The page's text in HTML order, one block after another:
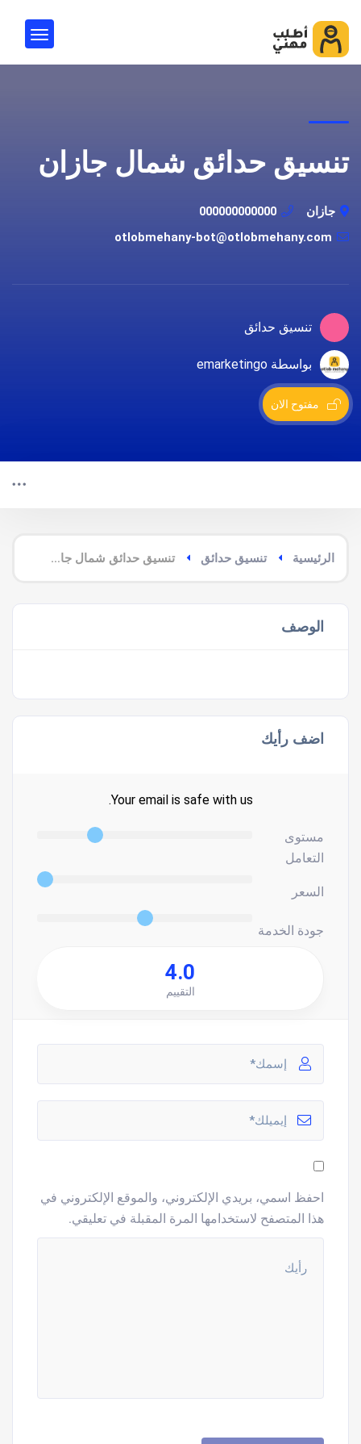
تنسيق حدائق شمال جازان
جازان
000000000000
otlobmehany-bot@otlobmehany.com
تنسيق حدائق
بواسطة emarketingo
مفتوح الان
الرئيسية تنسيق حدائق تنسيق حدائق شمال جازان
الوصف
اضف رأيك
Your email is safe with us.
مستوى
التعامل
السعر
جودة الخدمة
4.0
التقييم
احفظ اسمي، بريدي الإلكتروني، والموقع الإلكتروني في
هذا المتصفح لاستخدامها المرة المقبلة في تعليقي.